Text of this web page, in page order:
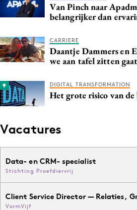
Van Pinch naar
belangrijker dan
CARRIERE
Daantje Dammers en
we aan tafel zitten
DIGITAL TRANSFORMATION
Het grote risico van
Vacatures
Data- en CRM- specialist
Stichting Proefdiervrij
Client Service Director — Relaties,
VormVijf